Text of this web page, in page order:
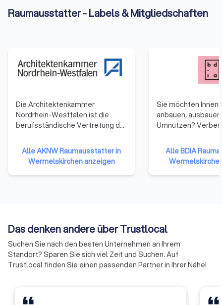
Raumausstatter - Labels & Mitgliedschaften
Die Architektenkammer
Nordrhein-Westfalen ist die
berufsständische Vertretung der
Innenarchitekten,
Landschaftsarchitekten und
Stadtplaner in NRW. Ihren
Mitgliedern bietet sie ein
Ansprechpartnerinnen und
Ansprechpartner.
Alle AKNW Raumausstatter in
Wermelskirchen anzeigen
Sie möchten
anbauen,
Umnutzen?
Innenarchitekten
Vielzahl von
räumlicher
richtigen
Komfort – beim
Bestand wie im
privater
Verwaltungsbau
Möbeldesign… der
gefächert. Und
Alle BDIA
Das denken andere über Trustlocal
Suchen Sie nach den besten Unternehmen an Ihrem
Standort? Sparen Sie sich viel Zeit und Suchen. Auf
Trustlocal finden Sie einen passenden Partner in Ihrer Nähe!